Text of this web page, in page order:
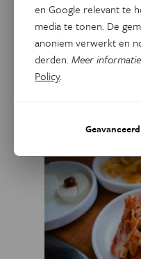
Dit
Facebook
en Google relevant te
media te tonen. De
anoniem verwerkt en
derden.Meer
Policy.
Geavanceerd